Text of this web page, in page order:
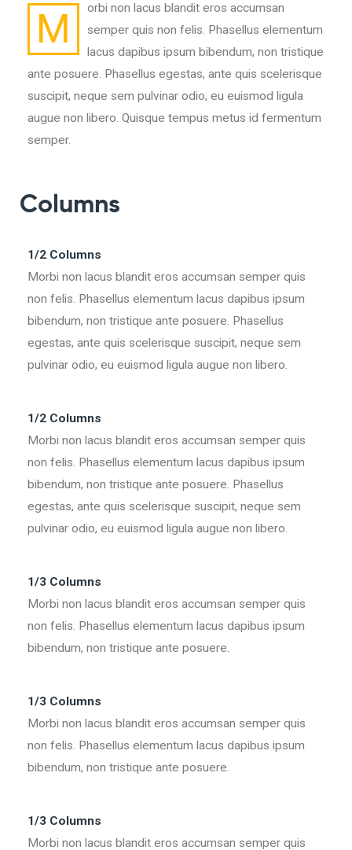
M
orbi non lacus blandit eros accumsan
semper quis non felis. Phasellus elementum
lacus dapibus ipsum bibendum, non tristique
ante posuere. Phasellus egestas, ante quis scelerisque
suscipit, neque sem pulvinar odio, eu euismod ligula
augue non libero. Quisque tempus metus id fermentum
semper.
Columns
1/2 Columns
Morbi non lacus blandit eros accumsan semper quis
non felis. Phasellus elementum lacus dapibus ipsum
bibendum, non tristique ante posuere. Phasellus
egestas, ante quis scelerisque suscipit, neque sem
pulvinar odio, eu euismod ligula augue non libero.
1/2 Columns
Morbi non lacus blandit eros accumsan semper quis
non felis. Phasellus elementum lacus dapibus ipsum
bibendum, non tristique ante posuere. Phasellus
egestas, ante quis scelerisque suscipit, neque sem
pulvinar odio, eu euismod ligula augue non libero.
1/3 Columns
Morbi non lacus blandit eros accumsan semper quis
non felis. Phasellus elementum lacus dapibus ipsum
bibendum, non tristique ante posuere.
1/3 Columns
Morbi non lacus blandit eros accumsan semper quis
non felis. Phasellus elementum lacus dapibus ipsum
bibendum, non tristique ante posuere.
1/3 Columns
Morbi non lacus blandit eros accumsan semper quis